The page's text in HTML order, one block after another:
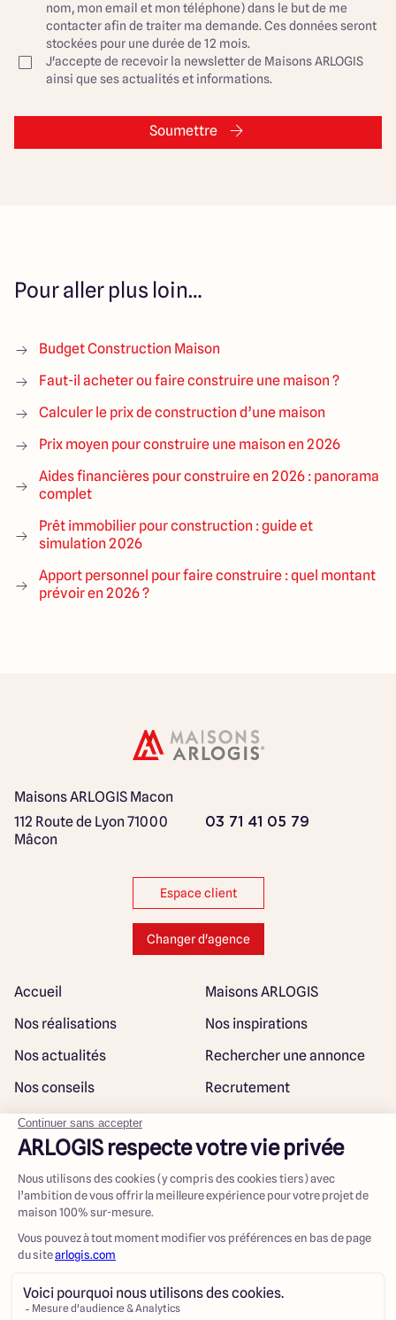
nom, mon email et mon téléphone) dans le but de me
contacter afin de traiter ma demande. Ces données seront
stockées pour une durée de 12 mois.
J'accepte de recevoir la newsletter de Maisons ARLOGIS
ainsi que ses actualités et informations.
Soumettre
Pour aller plus loin…
Budget Construction Maison
Faut-il acheter ou faire construire une maison ?
Calculer le prix de construction d’une maison
Prix moyen pour construire une maison en 2026
Aides financières pour construire en 2026 : panorama
complet
Prêt immobilier pour construction : guide et
simulation 2026
Apport personnel pour faire construire : quel montant
prévoir en 2026 ?
Maisons ARLOGIS Macon
112 Route de Lyon 71000
Mâcon
03 71 41 05 79
Espace client
Changer d'agence
Accueil
Maisons ARLOGIS
Nos réalisations
Nos inspirations
Nos actualités
Rechercher une annonce
Nos conseils
Recrutement
Mentions légales
Rejoindre notre réseau
@ Maisons ARLOGIS 2023